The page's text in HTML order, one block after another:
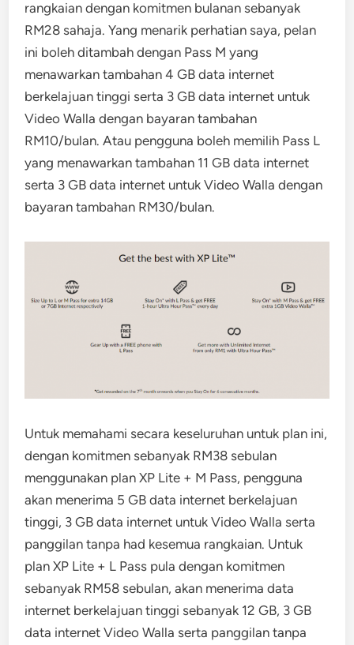
rangkaian dengan komitmen bulanan sebanyak
RM28 sahaja. Yang menarik perhatian saya, pelan
ini boleh ditambah dengan Pass M yang
menawarkan tambahan 4 GB data internet
berkelajuan tinggi serta 3 GB data internet untuk
Video Walla dengan bayaran tambahan
RM10/bulan. Atau pengguna boleh memilih Pass L
yang menawarkan tambahan 11 GB data internet
serta 3 GB data internet untuk Video Walla dengan
bayaran tambahan RM30/bulan.
Untuk memahami secara keseluruhan untuk plan ini,
dengan komitmen sebanyak RM38 sebulan
menggunakan plan XP Lite + M Pass, pengguna
akan menerima 5 GB data internet berkelajuan
tinggi, 3 GB data internet untuk Video Walla serta
panggilan tanpa had kesemua rangkaian. Untuk
plan XP Lite + L Pass pula dengan komitmen
sebanyak RM58 sebulan, akan menerima data
internet berkelajuan tinggi sebanyak 12 GB, 3 GB
data internet Video Walla serta panggilan tanpa